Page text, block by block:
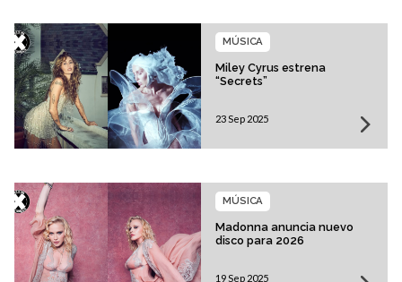
Miley Cyrus estrena
“Secrets”
MÚSICA
23 Sep 2025
Madonna anuncia nuevo
disco para 2026
MÚSICA
19 Sep 2025